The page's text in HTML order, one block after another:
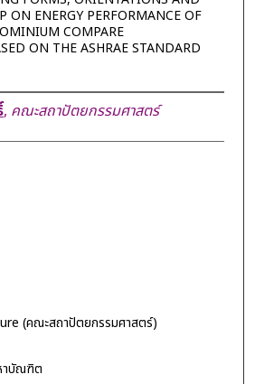
ON ENERGY PERFORMANCE OF
COMPARE
ON THE ASHRAE STANDARD
, คณะสถาปัตยกรรมศาสตร์
(คณะสถาปัตยกรรมศาสตร์)
าบัณฑิต